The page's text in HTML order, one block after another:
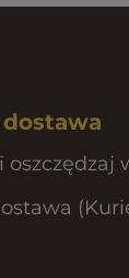
oszczędzaj